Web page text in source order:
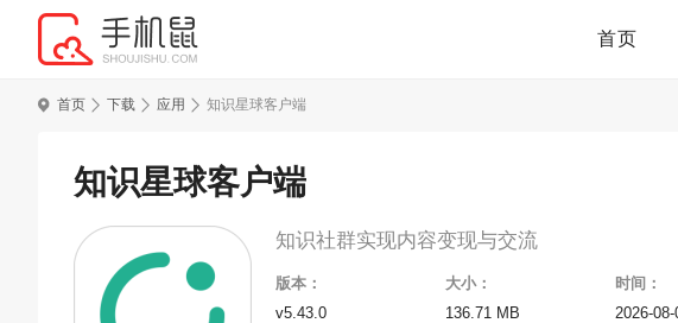
首页
首页 下载 应用 知识星球客户端
知识星球客户端
知识社群实现内容变现与交流
版本：
v5.43.0
大小：
136.71 MB
时间：
2026-08-